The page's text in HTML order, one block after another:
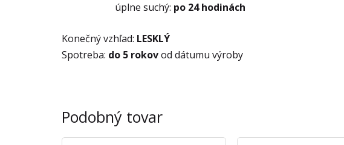
úplne suchý: po 24 hodinách
Konečný vzhľad: LESKLÝ
Spotreba: do 5 rokovod dátumu výroby
Podobný tovar